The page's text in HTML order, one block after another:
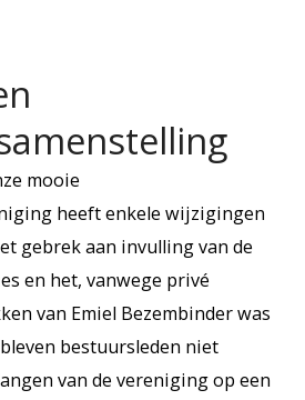
mooie
heeft enkele wijzigingen
gebrek aan invulling van de
en het, vanwege privé
van Emiel Bezembinder was
bestuursleden niet
van de vereniging op een